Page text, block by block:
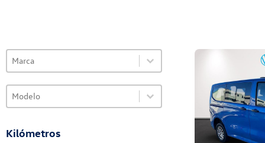
VO Selector de marca
Select content
Select content
VO Selector de modelo
Select content
Select content
Kilómetros